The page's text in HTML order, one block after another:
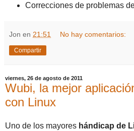
Correcciones de problemas
Jon en 21:51 No hay comentarios:
Compartir
viernes, 26 de agosto de 2011
Wubi, la mejor
con Linux
Uno de los mayores hándicap de